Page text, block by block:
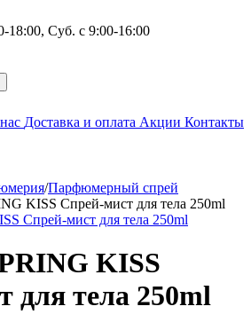
18:00, Суб. с 9:00-16:00
Доставка и оплата Акции Контакты
/Парфюмерный спрей
KISS Спрей-мист для тела 250ml
KISS
для тела 250ml